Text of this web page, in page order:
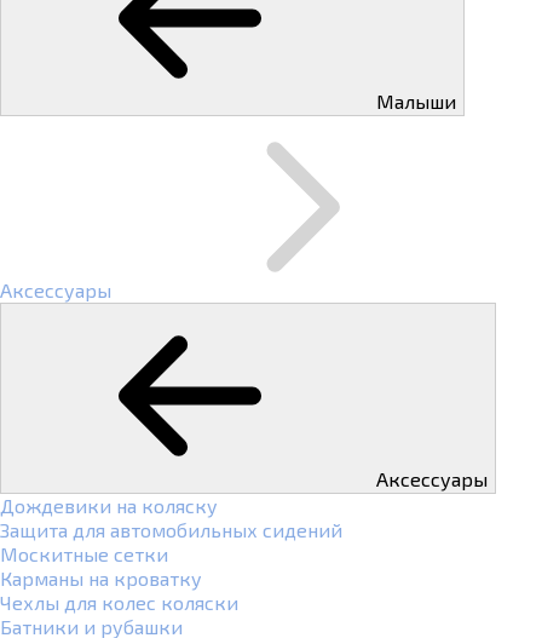
Малыши
Аксессуары
Аксессуары
Дождевики на коляску
Защита для автомобильных сидений
Москитные сетки
Карманы на кроватку
Чехлы для колес коляски
Батники и рубашки